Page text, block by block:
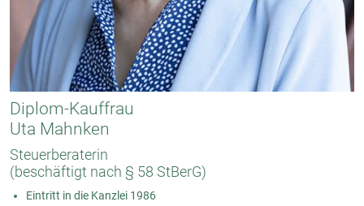
Diplom-Kauffrau
Uta Mahnken
Steuerberaterin
(beschäftigt nach § 58 StBerG)
Eintritt in die Kanzlei 1986